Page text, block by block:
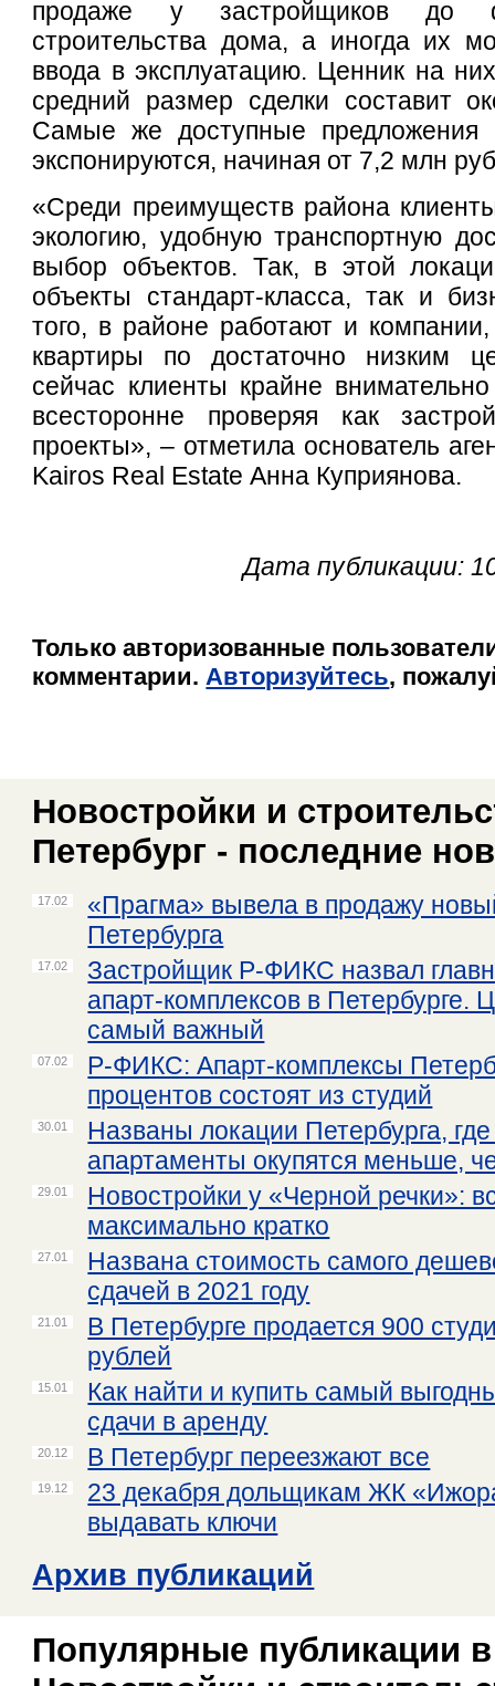
продаже у застройщиков до
строительства дома, а иногда их
ввода в эксплуатацию. Ценник на
средний размер сделки составит
Самые же доступные предложения
экспонируются, начиная от 7,2 млн
«Среди преимуществ района
экологию, удобную транспортную
выбор объектов. Так, в этой
объекты стандарт-класса, так и
того, в районе работают и
квартиры по достаточно низким
сейчас клиенты крайне
всесторонне проверяя как
проекты», – отметила основатель
Kairos Real Estate Анна Куприянова.
Дата публикации:
Только авторизованные
комментарии. Авторизуйтесь,
Новостройки и
Петербург - последние
17.02
«Прагма» вывела в продажу
Петербурга
17.02
Застройщик Р-ФИКС назвал
апарт-комплексов в Петербурге.
самый важный
07.02
Р-ФИКС: Апарт-комплексы
процентов состоят из студий
30.01
Названы локации Петербурга,
апартаменты окупятся меньше,
29.01
Новостройки у «Черной речки»:
максимально кратко
27.01
Названа стоимость самого
сдачей в 2021 году
21.01
В Петербурге продается 900
рублей
15.01
Как найти и купить самый
сдачи в аренду
20.12 В Петербург переезжают все
19.12
23 декабря дольщикам ЖК
выдавать ключи
Архив публикаций
Популярные публикации